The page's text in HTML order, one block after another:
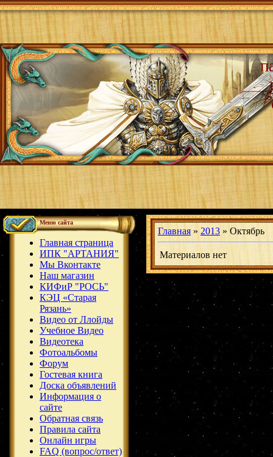
Меню сайта
Главная страница
ИПК "АРТАНИЯ"
Мы Вконтакте
Наш магазин
КИФиР "РОСЬ"
КЭЦ «Старая
Рязань»
Видео от Ллойды
Учебное Видео
Видеотека
Фотоальбомы
Форум
Гостевая книга
Доска объявлений
Информация о
сайте
Обратная связь
Правила сайта
Онлайн игры
FAQ (вопрос/ответ)
Главная » 2013 » Октябрь
Материалов нет